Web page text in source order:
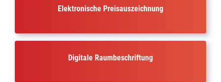
Elektronische Preisauszeichnung
Digitale Raumbeschriftung